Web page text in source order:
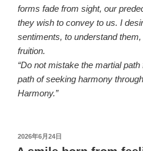
forms fade from sight, our
they wish to convey to us. I
sentiments, to understand
fruition.
“Do not mistake the martial
path of seeking harmony
Harmony.”
投
稿
2026年6月24日